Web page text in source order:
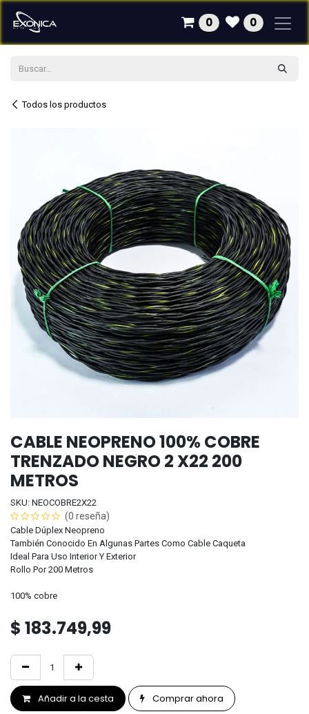
Ir al contenido
0 0
Todos los productos
CABLE NEOPRENO 100% COBRE
TRENZADO NEGRO 2 X22 200
METROS
SKU: NEOCOBRE2X22
(0 reseña)
Cable Dúplex Neopreno
También Conocido En Algunas Partes Como Cable Caqueta
Ideal Para Uso Interior Y Exterior
Rollo Por 200 Metros
100% cobre
$ 183.749,99
Añadir a la cesta Comprar ahora